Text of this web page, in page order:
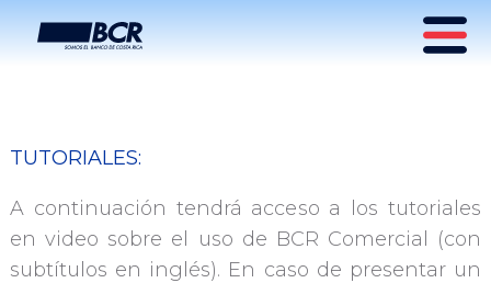
Información y Tutoriales
BCR Comercial
TUTORIALES:
A continuación tendrá acceso a los tutoriales
en video sobre el uso de BCR Comercial (con
subtítulos en inglés). En caso de presentar un